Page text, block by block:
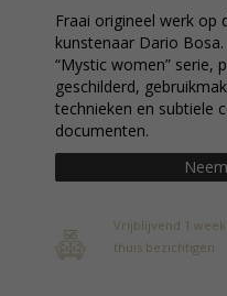
Fraai origineel werk op
kunstenaar Dario
“Mystic women” serie,
geschilderd,
technieken en subtiele
documenten.
Vrijblijvend 1 week
thuis bezichtigen